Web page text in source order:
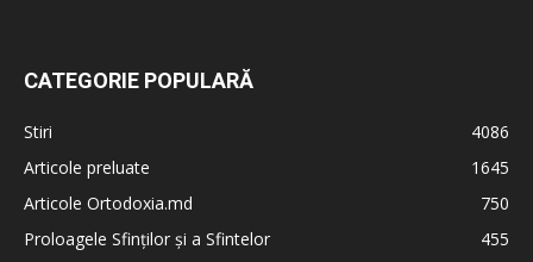
CATEGORIE POPULARĂ
Stiri
4086
Articole preluate
1645
Articole Ortodoxia.md
750
Proloagele Sfinților și a Sfintelor
455